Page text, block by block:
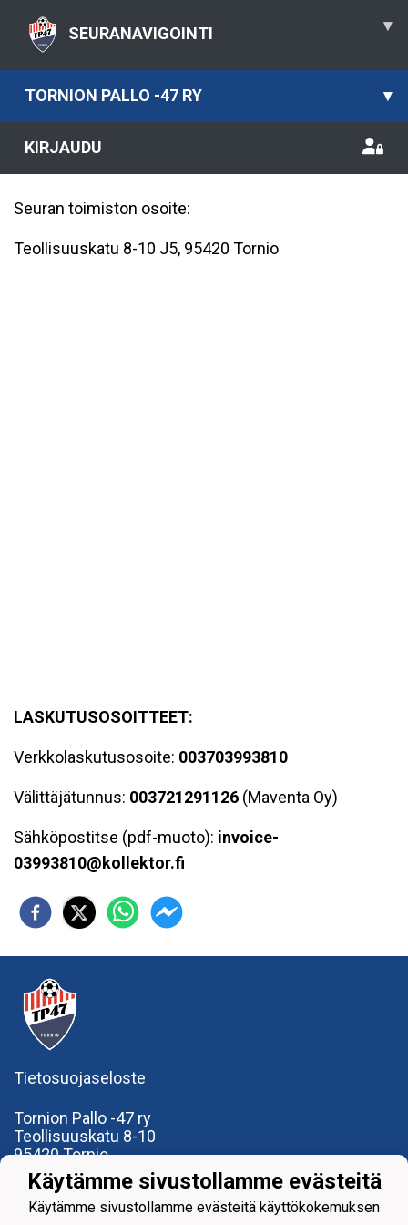
SEURANAVIGOINTI ▾
TORNION PALLO -47 RY ▾
KIRJAUDU
Seuran toimiston osoite:
Teollisuuskatu 8-10 J5, 95420 Tornio
LASKUTUSOSOITTEET:
Verkkolaskutusosoite: 003703993810
Välittäjätunnus: 003721291126 (Maventa Oy)
Sähköpostitse (pdf-muoto): invoice-
03993810@kollektor.fi
Tietosuojaseloste
Tornion Pallo -47 ry
Teollisuuskatu 8-10
95420 Tornio
+35840591 9275
office@tp47.com
Käytämme sivustollamme evästeitä
Käytämme sivustollamme evästeitä käyttökokemuksen